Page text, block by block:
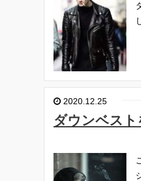
2020.12.25
ダウンベス